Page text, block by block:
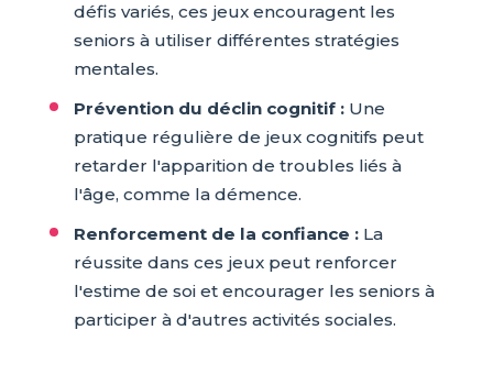
défis variés, ces jeux encouragent les
seniors à utiliser différentes stratégies
mentales.
Prévention du déclin cognitif :Une
pratique régulière de jeux cognitifs peut
retarder l'apparition de troubles liés à
l'âge, comme la démence.
Renforcement de la confiance :La
réussite dans ces jeux peut renforcer
l'estime de soi et encourager les seniors à
participer à d'autres activités sociales.